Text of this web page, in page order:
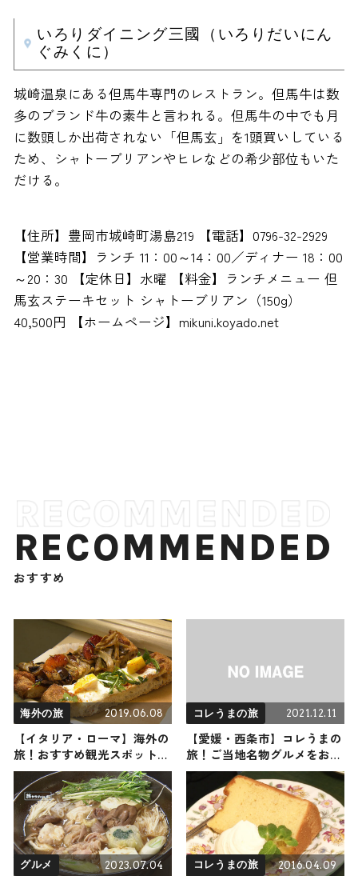
いろりダイニング三國（いろりだいにん
ぐみくに）
城崎温泉にある但馬牛専門のレストラン。但馬牛は数
多のブランド牛の素牛と言われる。但馬牛の中でも月
に数頭しか出荷されない「但馬玄」を1頭買いしている
ため、シャトーブリアンやヒレなどの希少部位もいた
だける。
【住所】豊岡市城崎町湯島219 【電話】0796-32-2929
【営業時間】ランチ 11：00～14：00／ディナー 18：00
～20：30 【定休日】水曜 【料金】ランチメニュー 但
馬玄ステーキセット シャトーブリアン（150g）
40,500円 【ホームページ】mikuni.koyado.net
RECOMMENDED
おすすめ
海外の旅 2019.06.08
【イタリア・ローマ】海外の
旅！おすすめ観光スポットや
グルメをリポート
コレうまの旅 2021.12.11
【愛媛・西条市】コレうまの
旅！ご当地名物グルメをお届
け
グルメ 2023.07.04 コレうまの旅 2016.04.09